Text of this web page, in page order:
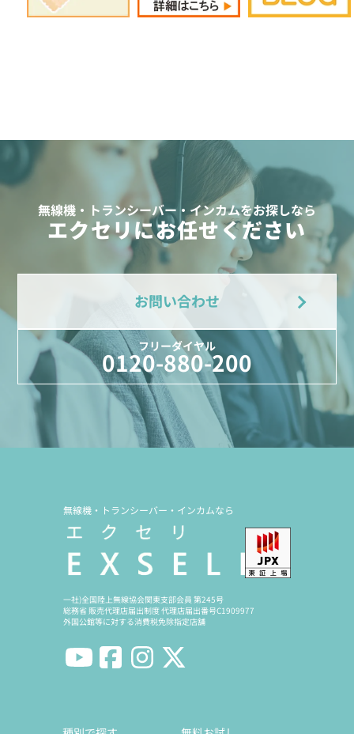
無線機・トランシーバー・インカムをお探しなら
エクセリにお任せください
お問い合わせ
フリーダイヤル
0120-880-200
無線機・トランシーバー・インカムなら
一社)全国陸上無線協会関東支部会員 第245号
総務省 販売代理店届出制度 代理店届出番号C1909977
外国公館等に対する消費税免除指定店舗